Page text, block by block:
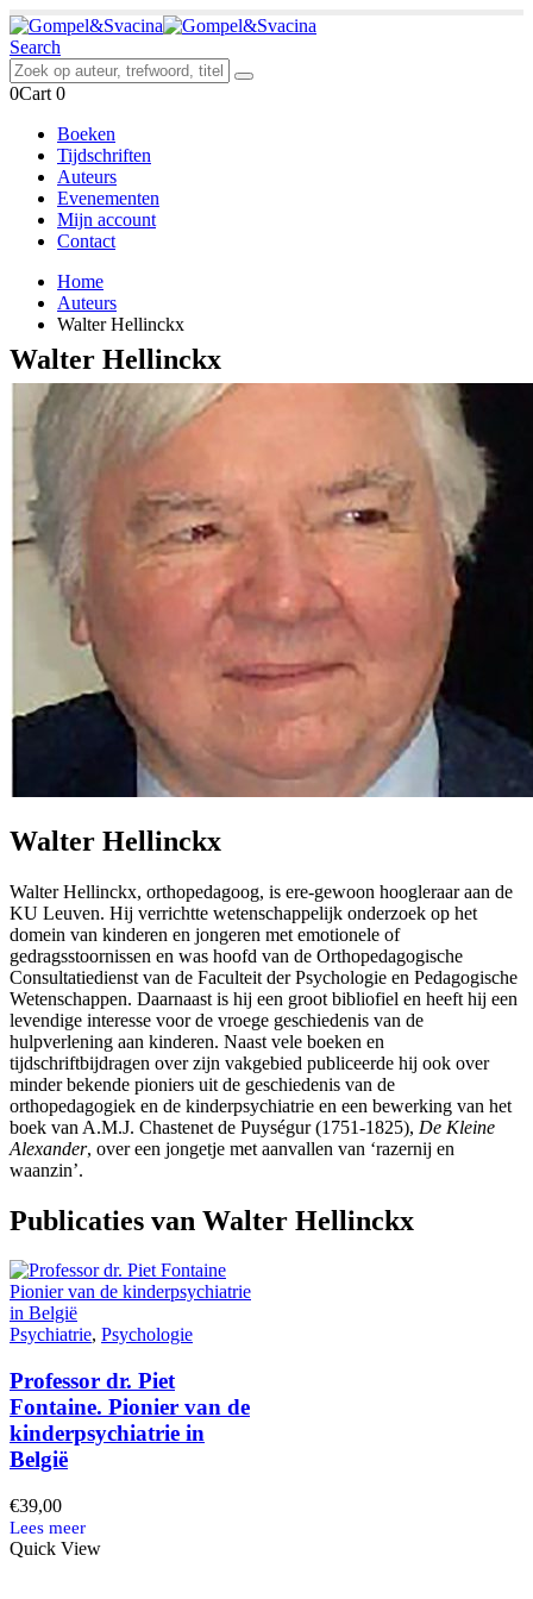
Search
0Cart 0
Boeken
Tijdschriften
Auteurs
Evenementen
Mijn account
Contact
Home
Auteurs
Walter Hellinckx
Walter Hellinckx
Walter Hellinckx
Walter Hellinckx, orthopedagoog, is ere-gewoon hoogleraar aan de
KU Leuven. Hij verrichtte wetenschappelijk onderzoek op het
domein van kinderen en jongeren met emotionele of
gedragsstoornissen en was hoofd van de Orthopedagogische
Consultatiedienst van de Faculteit der Psychologie en Pedagogische
Wetenschappen. Daarnaast is hij een groot bibliofiel en heeft hij een
levendige interesse voor de vroege geschiedenis van de
hulpverlening aan kinderen. Naast vele boeken en
tijdschriftbijdragen over zijn vakgebied publiceerde hij ook over
minder bekende pioniers uit de geschiedenis van de
orthopedagogiek en de kinderpsychiatrie en een bewerking van het
boek van A.M.J. Chastenet de Puységur (1751-1825), De Kleine
Alexander, over een jongetje met aanvallen van ‘razernij en
waanzin’.
Publicaties van Walter Hellinckx
Psychiatrie, Psychologie
Professor dr. Piet
Fontaine. Pionier van de
kinderpsychiatrie in
België
€39,00
Quick View